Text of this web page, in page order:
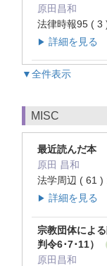
原田昌和
法律時報95 (
▶ 詳細を見る
▼全件表示
MISC
最近読んだ本
原田 昌和
法学周辺 ( 61
▶ 詳細を見る
宗教団体によ
判令6･7･11）
原田昌和